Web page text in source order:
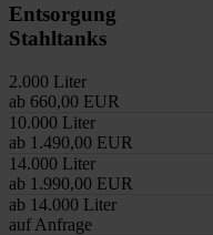
Entsorgung
Stahltanks
2.000 Liter
ab 660,00 EUR
10.000 Liter
ab 1.490,00 EUR
14.000 Liter
ab 1.990,00 EUR
ab 14.000 Liter
auf Anfrage